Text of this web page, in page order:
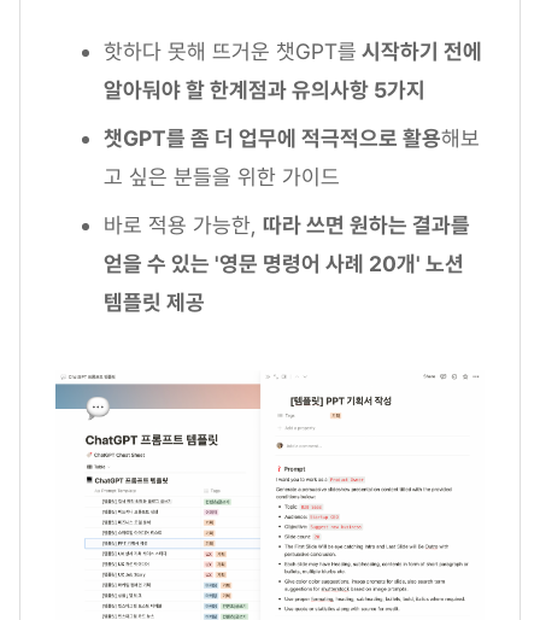
핫하다 못해 뜨거운 챗GPT를 시작하기 전에
알아둬야 할 한계점과 유의사항 5가지
챗GPT를 좀 더 업무에 적극적으로 활용해보
고 싶은 분들을 위한 가이드
바로 적용 가능한, 따라 쓰면 원하는 결과를
얻을 수 있는 '영문 명령어 사례 20개' 노션
템플릿 제공